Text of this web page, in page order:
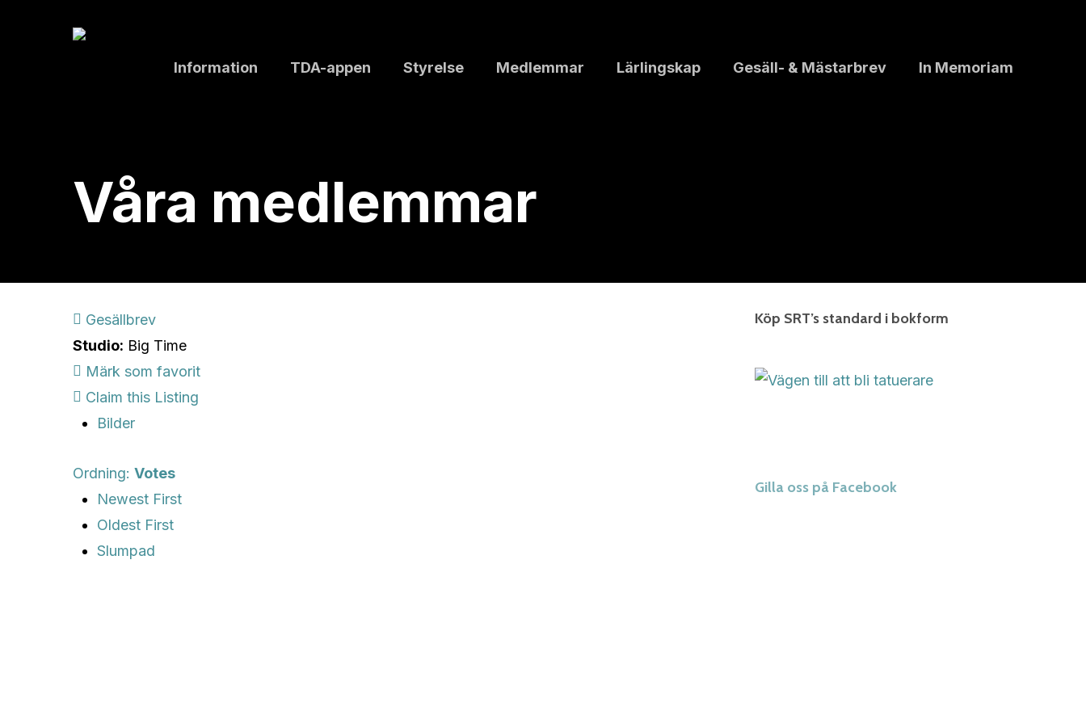
Information TDA-appen Styrelse Medlemmar Lärlingskap Gesäll- & Mästarbrev In Memoriam
Våra medlemmar
Gesällbrev
Studio: Big Time
Märk som favorit
Claim this Listing
Bilder
Ordning: Votes
Newest First
Oldest First
Slumpad
Köp SRT’s standard i bokform
Gilla oss på Facebook